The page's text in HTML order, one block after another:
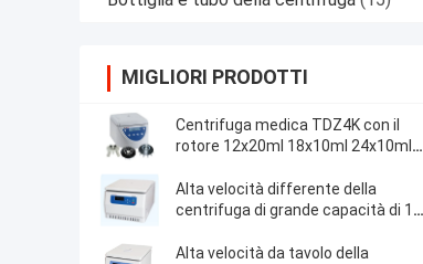
MIGLIORI PRODOTTI
Centrifuga medica TDZ4K con il
rotore 12x20ml 18x10ml 24x10ml
Alta velocità differente della
centrifuga di grande capacità di 11
Alta velocità da tavolo della